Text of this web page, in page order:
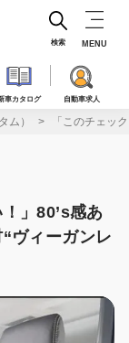
車カタログ 自動車求人
検索 MENU
ム） 「このチェッ
」80’s感あ
ヴィーガンレ